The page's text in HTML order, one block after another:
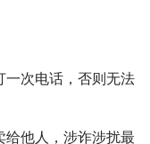
一次电话，否则无法
给他人，涉诈涉扰最